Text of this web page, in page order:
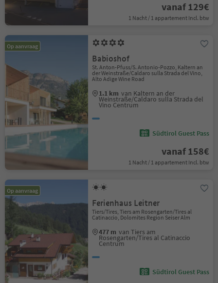
vanaf 129€
1 Nacht / 1 appartement Incl. btw
Op aanvraag
Babioshof
St. Anton-Pfuss/S. Antonio-Pozzo, Kaltern an
der Weinstraße/Caldaro sulla Strada del Vino,
Alto Adige Wine Road
1.1 km van Kaltern an der
Weinstraße/Caldaro sulla Strada del
Vino Centrum
Südtirol Guest Pass
vanaf 158€
1 Nacht / 1 appartement Incl. btw
Op aanvraag
Ferienhaus Leitner
Tiers/Tires, Tiers am Rosengarten/Tires al
Catinaccio, Dolomites Region Seiser Alm
477 m van Tiers am
Rosengarten/Tires al Catinaccio
Centrum
Südtirol Guest Pass